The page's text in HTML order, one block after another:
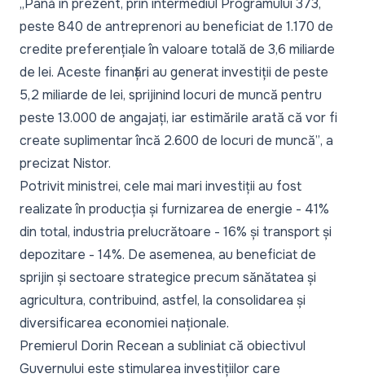
„Până în prezent, prin intermediul Programului 373,
peste 840 de antreprenori au beneficiat de 1.170 de
credite preferențiale în valoare totală de 3,6 miliarde
de lei. Aceste finanțări au generat investiții de peste
5,2 miliarde de lei, sprijinind locuri de muncă pentru
peste 13.000 de angajați, iar estimările arată că vor fi
create suplimentar încă 2.600 de locuri de muncă”, a
precizat Nistor.
Potrivit ministrei, cele mai mari investiții au fost
realizate în producția și furnizarea de energie - 41%
din total, industria prelucrătoare - 16% și transport și
depozitare - 14%. De asemenea, au beneficiat de
sprijin și sectoare strategice precum sănătatea și
agricultura, contribuind, astfel, la consolidarea și
diversificarea economiei naționale.
Premierul Dorin Recean a subliniat că obiectivul
Guvernului este stimularea investițiilor care